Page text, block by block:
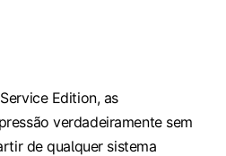
Edition, as
verdadeiramente sem
de qualquer sistema